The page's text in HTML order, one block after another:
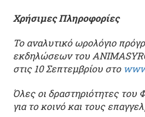
Χρήσιμες Πληροφορίες
To αναλυτικό ωρολόγιο
εκδηλώσεων του
στις 10 Σεπτεμβρίου στο
Όλες οι δραστηριότητες του
για το κοινό και τους